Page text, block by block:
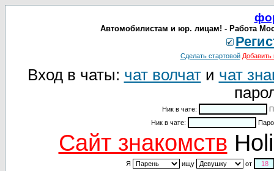
Автомобилистам и юр. лицам! - Работа
Сделать стартовой Добавить
Вход в чаты: чат волчати чат
Ник в чате:
Ник в чате:
Cайт знакомств
Я ищу от